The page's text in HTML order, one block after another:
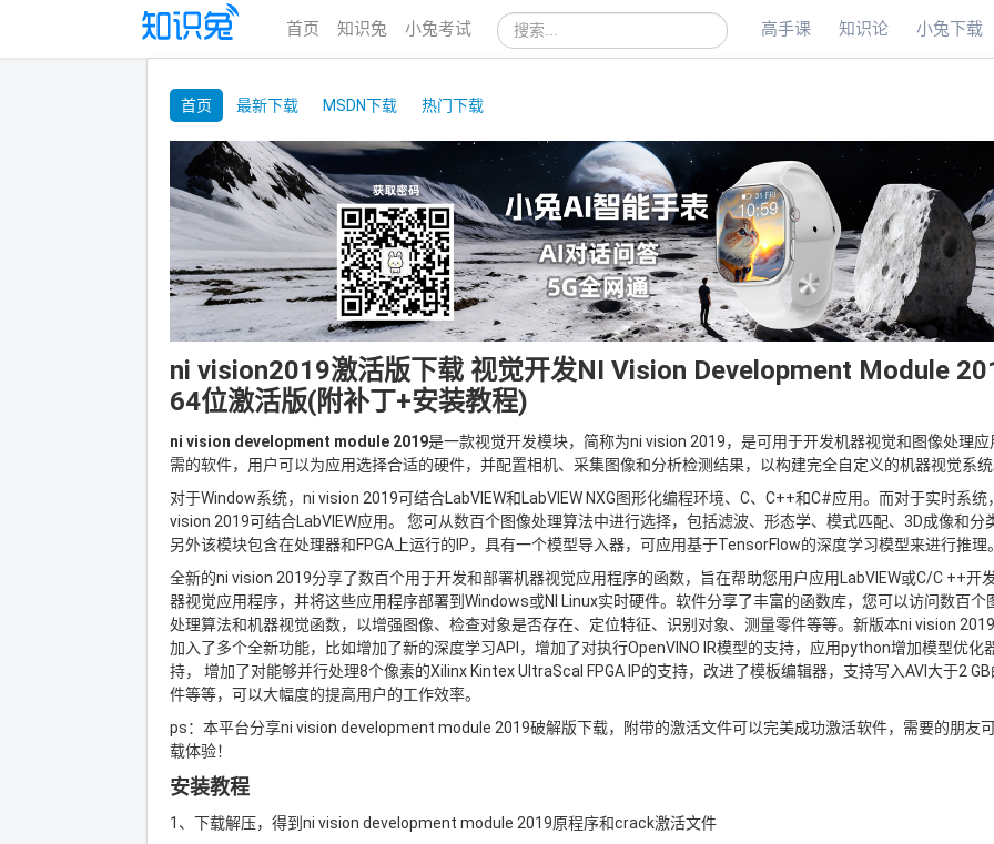
首页 知识兔 小兔考试 站
搜
索
高手课 知识论 小兔下载
首页 最新下载 MSDN下载 热门下载
ni vision2019激活版下载 视觉开发NI Vision Development Module
64位激活版(附补丁+安装教程)
ni vision development module 2019是一款视觉开发模块，简称为ni vision 2019，是可用于开发机器视觉和图像处理应
需的软件，用户可以为应用选择合适的硬件，并配置相机、采集图像和分析检测结果，以构建完全自定义的机器视觉系
对于Window系统，ni vision 2019可结合LabVIEW和LabVIEW NXG图形化编程环境、C、C++和C#应用。而对于实时系统
vision 2019可结合LabVIEW应用。 您可从数百个图像处理算法中进行选择，包括滤波、形态学、模式匹配、3D成像和分
另外该模块包含在处理器和FPGA上运行的IP，具有一个模型导入器，可应用基于TensorFlow的深度学习模型来进行推理
全新的ni vision 2019分享了数百个用于开发和部署机器视觉应用程序的函数，旨在帮助您用户应用LabVIEW或C/C ++开
器视觉应用程序，并将这些应用程序部署到Windows或NI Linux实时硬件。软件分享了丰富的函数库，您可以访问数百个
处理算法和机器视觉函数，以增强图像、检查对象是否存在、定位特征、识别对象、测量零件等等。新版本ni vision
加入了多个全新功能，比如增加了新的深度学习API，增加了对执行OpenVINO IR模型的支持，应用python增加模型优化
持， 增加了对能够并行处理8个像素的Xilinx Kintex UltraScal FPGA IP的支持，改进了模板编辑器，支持写入AVI大于2
件等等，可以大幅度的提高用户的工作效率。
ps：本平台分享ni vision development module 2019破解版下载，附带的激活文件可以完美成功激活软件，需要的朋友
载体验！
安装教程
1、下载解压，得到ni vision development module 2019原程序和crack激活文件